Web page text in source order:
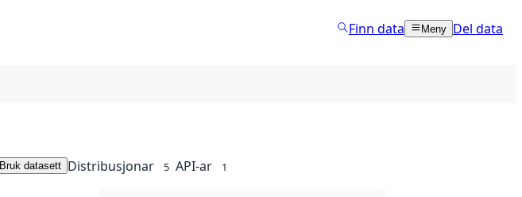
Finn data Meny Del data
Bruk datasett Distribusjonar 5 API-ar 1